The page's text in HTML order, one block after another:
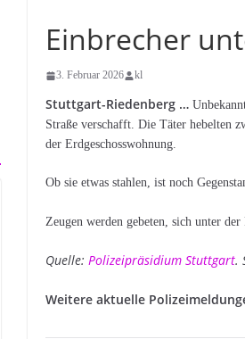
Einbrecher
3. Februar 2026 kl
Stuttgart-Riedenberg …
Straße verschafft. Die Täter hebelten
der Erdgeschosswohnung.
Ob sie etwas stahlen, ist noch
Zeugen werden gebeten, sich unter
Quelle:Polizeipräsidium Stuttgart.
Weitere aktuelle